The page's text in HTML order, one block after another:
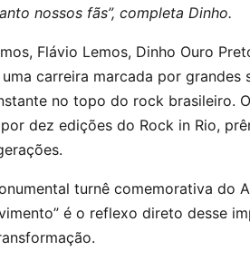
nossos fãs”, completa Dinho.
Flávio Lemos, Dinho Ouro
carreira marcada por grandes
no topo do rock brasileiro.
dez edições do Rock in Rio,
turnê comemorativa do
é o reflexo direto desse